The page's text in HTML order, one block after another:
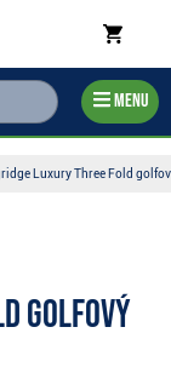
Menu
Luxury Three Fold
golfový